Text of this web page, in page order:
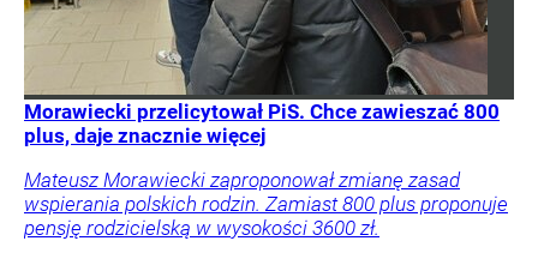
Morawiecki przelicytował PiS. Chce zawieszać 800
plus, daje znacznie więcej
Mateusz Morawiecki zaproponował zmianę zasad
wspierania polskich rodzin. Zamiast 800 plus proponuje
pensję rodzicielską w wysokości 3600 zł.